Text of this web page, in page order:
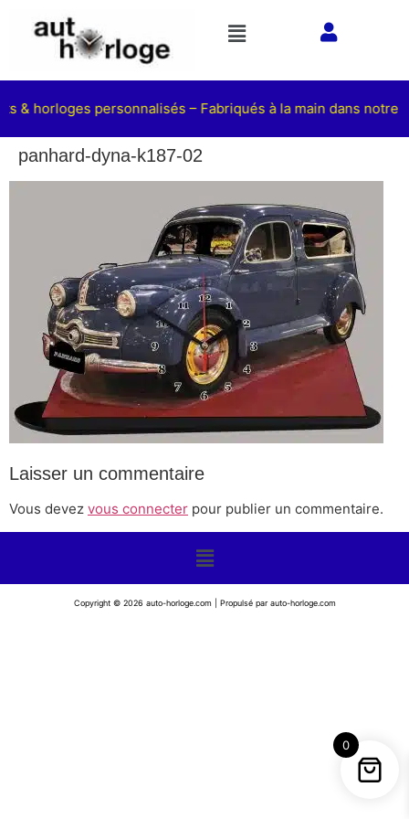
& horloges personnalisés – Fabriqués à la main dans notre
panhard-dyna-k187-02
Laisser un commentaire
Vous devez vous connecter pour publier un commentaire.
Copyright © 2026 auto-horloge.com | Propulsé par auto-horloge.com
0